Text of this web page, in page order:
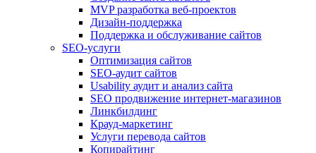
MVP разработка веб-проектов
Дизайн-поддержка
Поддержка и обслуживание сайтов
SEO-услуги
Оптимизация сайтов
SEO-аудит сайтов
Usability аудит и анализ сайта
SEO продвижение интернет-магазинов
Линкбилдинг
Крауд-маркетинг
Услуги перевода сайтов
Копирайтинг